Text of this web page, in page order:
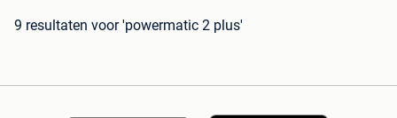
9 resultaten voor 'powermatic 2 plus'